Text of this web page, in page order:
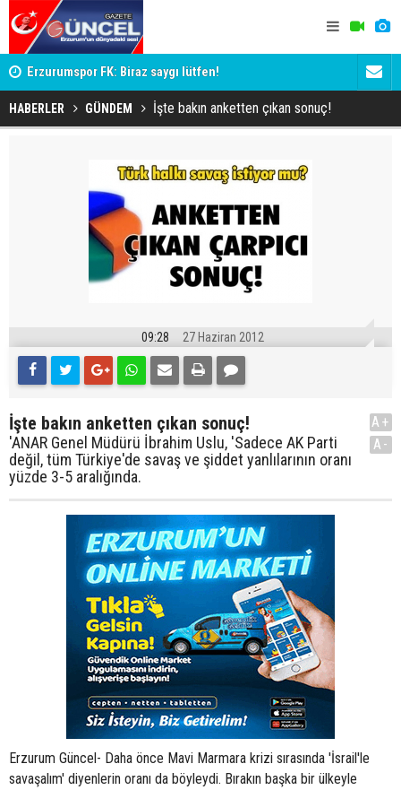
Erzurumspor FK: Biraz saygı lütfen! 'Bot
HABERLER GÜNDEM İşte bakın anketten çıkan sonuç!
09:28 27 Haziran 2012
İşte bakın anketten çıkan sonuç!
'ANAR Genel Müdürü İbrahim Uslu, 'Sadece AK Parti
değil, tüm Türkiye'de savaş ve şiddet yanlılarının oranı
yüzde 3-5 aralığında.
A+
A-
Erzurum Güncel- Daha önce Mavi Marmara krizi sırasında 'İsrail'le
savaşalım' diyenlerin oranı da böyleydi. Bırakın başka bir ülkeyle